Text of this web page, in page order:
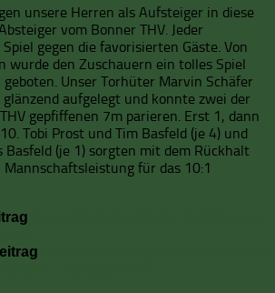
unsere Herren als Aufsteiger in diese
vom Bonner THV. Jeder
gegen die favorisierten Gäste. Von
wurde den Zuschauern ein tolles Spiel
Unser Torhüter Marvin Schäfer
aufgelegt und konnte zwei der
gepfiffenen 7m parieren. Erst 1, dann
Tobi Prost und Tim Basfeld (je 4) und
Basfeld (je 1) sorgten mit dem Rückhalt
Mannschaftsleistung für das 10:1